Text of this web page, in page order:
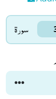
سورۃ